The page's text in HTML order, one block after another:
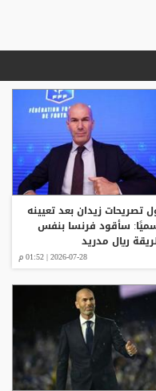
تصريحات زيدان بعد تعيينه
سأقود فرنسا بنفس
ريال مدريد
2026-07-28 | 01:52 م